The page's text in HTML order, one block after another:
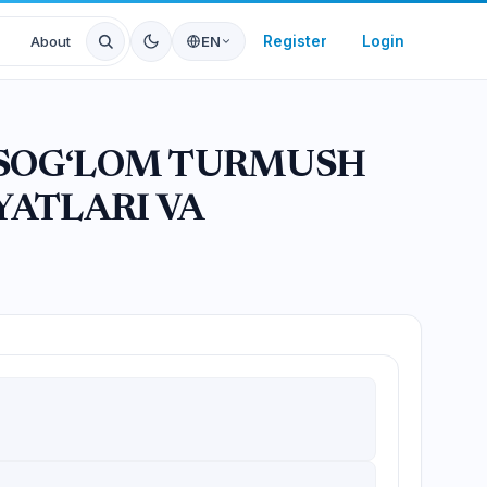
About EN Register Login
TURMUSH
VA